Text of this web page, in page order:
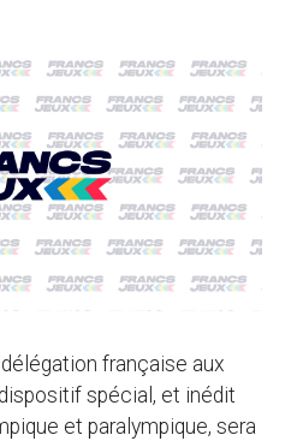
française aux
spécial, et inédit
et paralympique, sera